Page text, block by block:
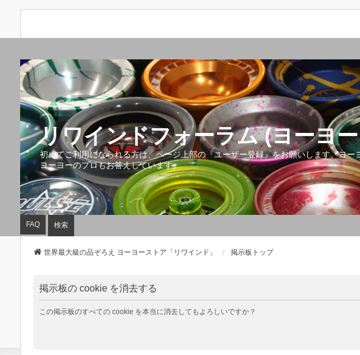
リワインドフォーラム (ヨーヨ
初めてご利用になられる方は、ページ上部の『ユーザー登録』をお願いします。ヨ
ヨーヨーのプロもお答えしています。
FAQ 検索
世界最大級の品ぞろえ ヨーヨーストア「リワインド」 掲示板トップ
掲示板の cookie を消去する
この掲示板のすべての cookie を本当に消去してもよろしいですか？